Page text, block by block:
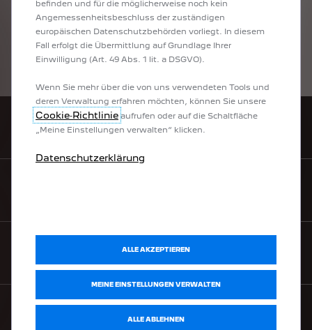
Fahrverhalten und anderen nichttechnischen Faktoren beeinflusst. Gewichtete
Werte sind Mittelwerte für Kraftstoff- und Stromverbrauch von extern
aufladbaren Hybridelektrofahrzeugen bei durchschnittlichem Nutzungsprofil
und täglichem Laden der Batterie.
HÄNDLERSUCHE
befinden und für die möglicherweise noch kein
Angemessenheitsbeschluss der zuständigen
europäischen Datenschutzbehörden vorliegt. In diesem
Fall erfolgt die Übermittlung auf Grundlage Ihrer
Einwilligung (Art. 49 Abs. 1 lit. a DSGVO).
Wenn Sie mehr über die von uns verwendeten Tools und
deren Verwaltung erfahren möchten, können Sie unsere
Cookie‑Richtlinie aufrufen oder auf die Schaltfläche
„Meine Einstellungen verwalten“ klicken.
Datenschutzerklärung
MEINE EINSTELLUNGEN VERWALTEN
ALLE AKZEPTIEREN
ALLE ABLEHNEN